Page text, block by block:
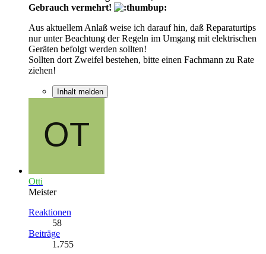
Gebrauch vermehrt!
Aus aktuellem Anlaß weise ich darauf hin, daß Reparaturtips
nur unter Beachtung der Regeln im Umgang mit elektrischen
Geräten befolgt werden sollten!
Sollten dort Zweifel bestehen, bitte einen Fachmann zu Rate
ziehen!
Inhalt melden
Otti
Meister
Reaktionen
58
Beiträge
1.755